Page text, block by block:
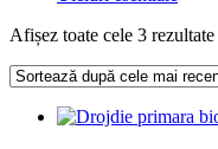
Afișez toate cele 3 rezultate